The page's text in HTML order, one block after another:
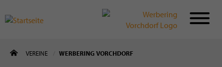
zum
VEREINE WERBERING VORCHDORF